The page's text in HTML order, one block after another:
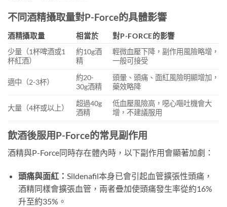
不同酒精攝取量對P-Force的具體影響
酒精攝取量 相當於
對P-FORCE的影響
少量（1杯啤酒或1
杯紅酒）
約10g酒
精
輕微血壓下降，副作用風險略增，
一般可接受
適中（2-3杯）
約20-
30g酒精
頭暈、頭痛、面紅風險明顯增加，
藥效略降
大量（4杯或以上）
超過40g
酒精
低血壓風險高，噁心嘔吐機會大
增，不建議服用
飲酒後服用P-Force的常見副作用
酒精與P-Force同時存在體內時，以下副作用會顯著加劇：
頭痛與面紅： Sildenafil本身已會引起血管擴張性頭痛，
酒精同樣會擴張血管，兩者疊加使頭痛發生率從約16%
升至約35%。